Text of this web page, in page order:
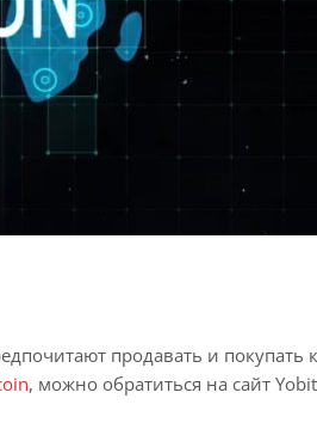
продавать и покупать
, можно обратиться на сайт